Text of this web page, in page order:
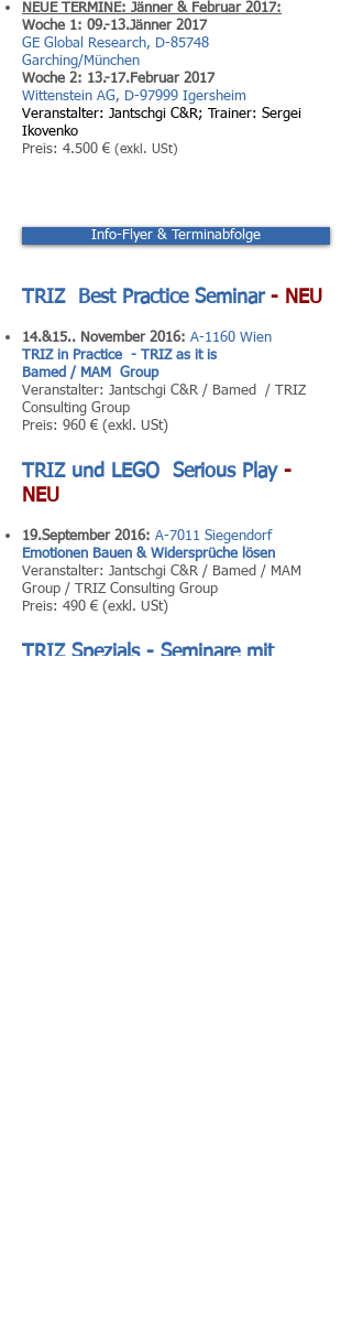
NEUE TERMINE: Jänner & Februar 2017:
Woche 1: 09.-13.Jänner 2017
GE Global Research, D-85748
Garching/München
Woche 2: 13.-17.Februar 2017
Wittenstein AG, D-97999 Igersheim
Veranstalter: Jantschgi C&R; Trainer: Sergei
Ikovenko
Preis: 4.500 € (exkl. USt)
Info-Flyer & Terminabfolge
TRIZ Best Practice Seminar - NEU
14.&15.. November 2016: A-1160 Wien
TRIZ in Practice - TRIZ as it is
Bamed / MAM Group
Veranstalter: Jantschgi C&R / Bamed / TRIZ
Consulting Group
Preis: 960 € (exkl. USt)
TRIZ und LEGO Serious Play -
NEU
19.September 2016: A-7011 Siegendorf
Emotionen Bauen & Widersprüche lösen
Veranstalter: Jantschgi C&R / Bamed / MAM
Group / TRIZ Consulting Group
Preis: 490 € (exkl. USt)
TRIZ Spezials - Seminare mit